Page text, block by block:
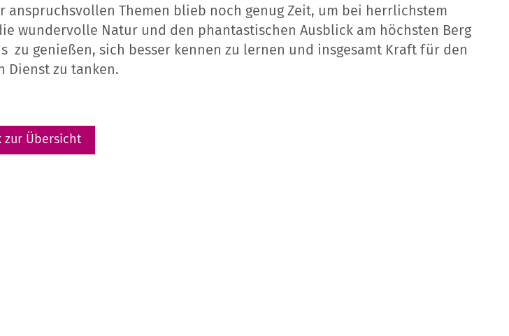
anspruchsvollen Themen blieb noch genug Zeit, um bei herrlichstem
wundervolle Natur und den phantastischen Ausblick am höchsten Berg
zu genießen, sich besser kennen zu lernen und insgesamt Kraft für den
Dienst zu tanken.
zur Übersicht